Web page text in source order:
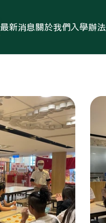
最新消息 關於我們 入學辦法